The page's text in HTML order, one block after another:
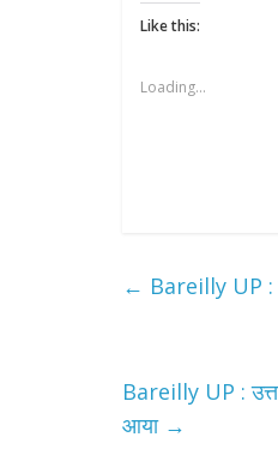
Like this:
Loading...
← Bareilly UP :
Bareilly UP :
आया →